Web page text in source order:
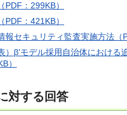
PDF：299KB）
PDF：421KB）
報セキュリティ監査実施方法（
）β'モデル採用自治体における
）
対する回答